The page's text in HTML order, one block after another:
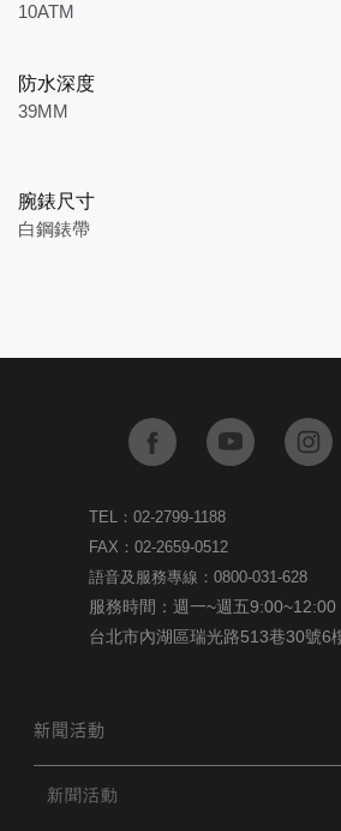
10ATM
防水深度
39MM
腕錶尺寸
白鋼錶帶
TEL：02-2799-1188
FAX：02-2659-0512
語音及服務專線：0800-031-628
服務時間：週一~週五
台北市內湖區瑞光路513巷30號6
新聞活動
新聞活動